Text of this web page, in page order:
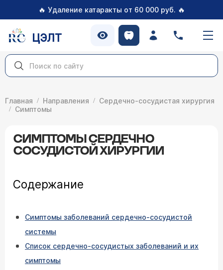
🔥 Удаление катаракты от 60 000 руб. 🔥
ЦЭЛТ
Главная Направления
Сердечно-сосудистая хирургия
Симптомы
СИМПТОМЫ СЕРДЕЧНО
СОСУДИСТОЙ ХИРУРГИИ
Содержание
Симптомы заболеваний сердечно-сосудистой
системы
Список сердечно-сосудистых заболеваний и их
симптомы